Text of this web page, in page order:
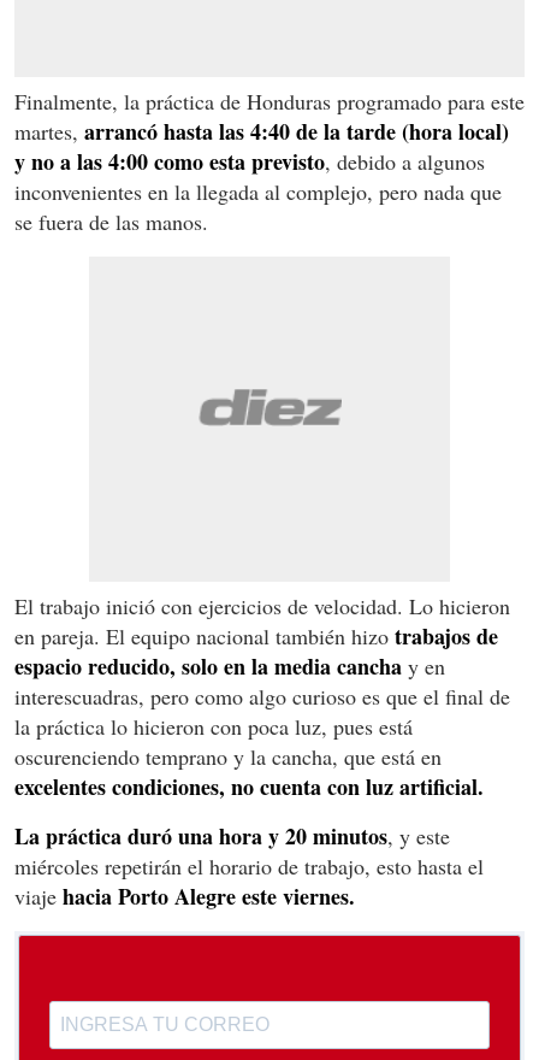
Finalmente, la práctica de Honduras programado para este
martes, arrancó hasta las 4:40 de la tarde (hora local)
y no a las 4:00 como esta previsto, debido a algunos
inconvenientes en la llegada al complejo, pero nada que
se fuera de las manos.
El trabajo inició con ejercicios de velocidad. Lo hicieron
en pareja. El equipo nacional también hizo trabajos de
espacio reducido, solo en la media cancha y en
interescuadras, pero como algo curioso es que el final de
la práctica lo hicieron con poca luz, pues está
oscurenciendo temprano y la cancha, que está en
excelentes condiciones, no cuenta con luz artificial.
La práctica duró una hora y 20 minutos, y este
miércoles repetirán el horario de trabajo, esto hasta el
viaje hacia Porto Alegre este viernes.